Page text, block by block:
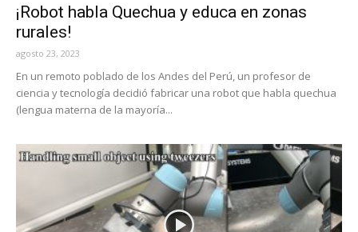
¡Robot habla Quechua y educa en zonas
rurales!
agosto 23, 2023
En un remoto poblado de los Andes del Perú, un profesor de
ciencia y tecnología decidió fabricar una robot que habla quechua
(lengua materna de la mayoría...